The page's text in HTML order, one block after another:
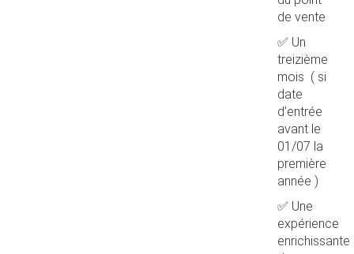
de vente
✅ Un
treizième
mois ( si
date
d’entrée
avant le
01/07 la
première
année )
✅ Une
expérience
enrichissante